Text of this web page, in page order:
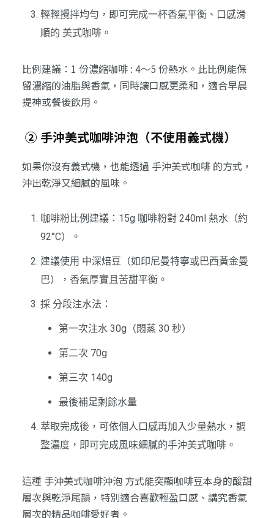
輕輕攪拌均勻，即可完成一杯香氣平衡、口感滑
順的 美式咖啡。
比例建議：1 份濃縮咖啡 : 4～5 份熱水。此比例能保
留濃縮的油脂與香氣，同時讓口感更柔和，適合早晨
提神或餐後飲用。
② 手沖美式咖啡沖泡（不使用義式機）
如果你沒有義式機，也能透過 手沖美式咖啡 的方式，
沖出乾淨又細膩的風味。
咖啡粉比例建議：15g 咖啡粉對 240ml 熱水（約
92°C）。
建議使用 中深焙豆（如印尼曼特寧或巴西黃金曼
巴），香氣厚實且苦甜平衡。
採 分段注水法：
第一次注水 30g（悶蒸 30 秒）
第二次 70g
第三次 140g
最後補足剩餘水量
萃取完成後，可依個人口感再加入少量熱水，調
整濃度，即可完成風味細膩的手沖美式咖啡。
這種 手沖美式咖啡沖泡 方式能突顯咖啡豆本身的酸甜
層次與乾淨尾韻，特別適合喜歡輕盈口感、講究香氣
層次的精品咖啡愛好者。